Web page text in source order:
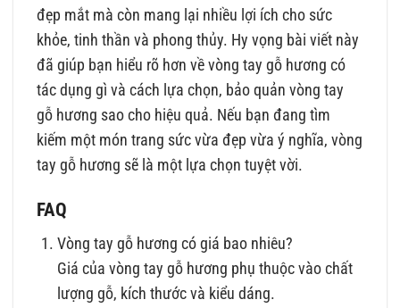
đẹp mắt mà còn mang lại nhiều lợi ích cho sức
khỏe, tinh thần và phong thủy. Hy vọng bài viết này
đã giúp bạn hiểu rõ hơn về vòng tay gỗ hương có
tác dụng gì và cách lựa chọn, bảo quản vòng tay
gỗ hương sao cho hiệu quả. Nếu bạn đang tìm
kiếm một món trang sức vừa đẹp vừa ý nghĩa, vòng
tay gỗ hương sẽ là một lựa chọn tuyệt vời.
FAQ
Vòng tay gỗ hương có giá bao nhiêu?
Giá của vòng tay gỗ hương phụ thuộc vào chất
lượng gỗ, kích thước và kiểu dáng.